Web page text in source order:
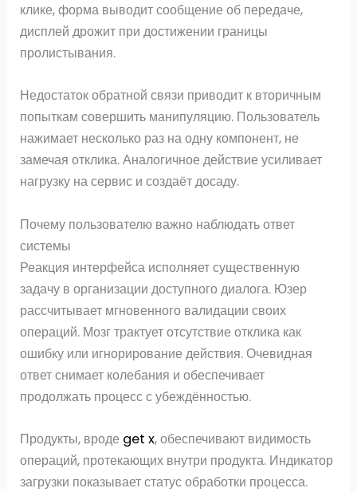
клике, форма выводит сообщение об передаче,
дисплей дрожит при достижении границы
пролистывания.
Недостаток обратной связи приводит к вторичным
попыткам совершить манипуляцию. Пользователь
нажимает несколько раз на одну компонент, не
замечая отклика. Аналогичное действие усиливает
нагрузку на сервис и создаёт досаду.
Почему пользователю важно наблюдать ответ
системы
Реакция интерфейса исполняет существенную
задачу в организации доступного диалога. Юзер
рассчитывает мгновенного валидации своих
операций. Мозг трактует отсутствие отклика как
ошибку или игнорирование действия. Очевидная
ответ снимает колебания и обеспечивает
продолжать процесс с убеждённостью.
Продукты, вроде get x, обеспечивают видимость
операций, протекающих внутри продукта. Индикатор
загрузки показывает статус обработки процесса.